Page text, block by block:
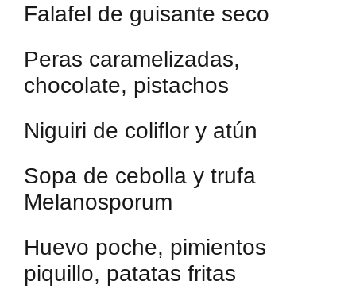
Falafel de guisante seco
Peras caramelizadas,
chocolate, pistachos
Niguiri de coliflor y atún
Sopa de cebolla y trufa
Melanosporum
Huevo poche, pimientos
piquillo, patatas fritas